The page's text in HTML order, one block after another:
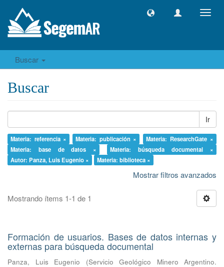
Buscar
Buscar
Ir
Materia: referencia × Materia: publicación ×
Materia: ResearchGate ×
Materia: base de datos ×
Materia: búsqueda documental ×
Autor: Panza, Luis Eugenio ×
Materia: biblioteca ×
Mostrar filtros avanzados
Mostrando ítems 1-1 de 1
Formación de usuarios. Bases de datos internas y
externas para búsqueda documental
Panza, Luis Eugenio (Servicio Geológico Minero Argentino.